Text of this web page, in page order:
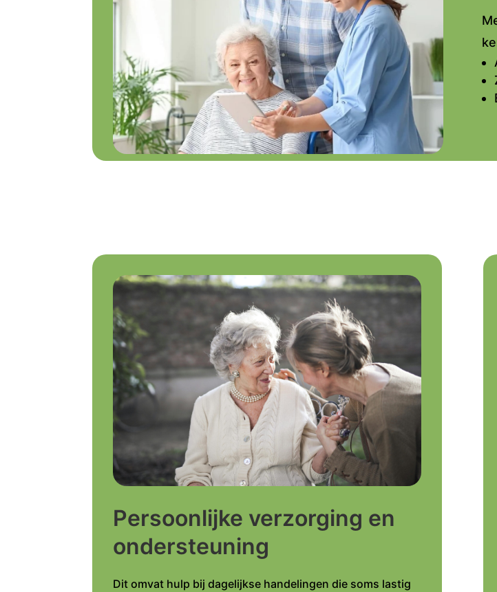
Persoonlijke verzorging en
ondersteuning
Dit omvat hulp bij dagelijkse handelingen die soms lastig